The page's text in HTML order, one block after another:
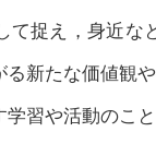
て捉え，身近な
新たな価値観
習や活動のこと